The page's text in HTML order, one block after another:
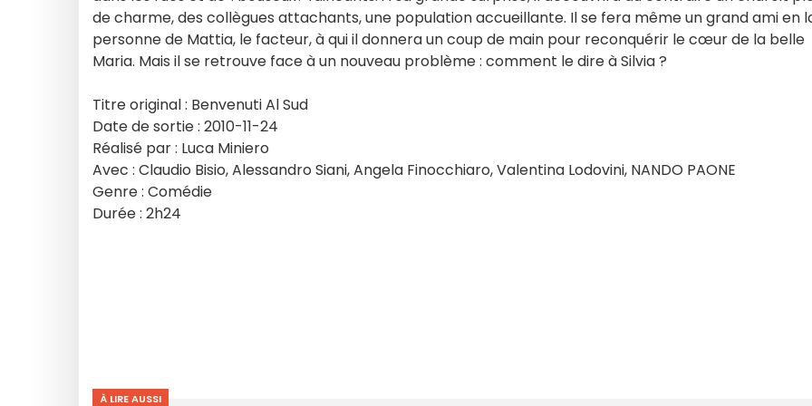
de charme, des collègues attachants, une population accueillante. Il se fera même un grand ami en
personne de Mattia, le facteur, à qui il donnera un coup de main pour reconquérir le cœur de la belle
Maria. Mais il se retrouve face à un nouveau problème : comment le dire à Silvia ?
Titre original : Benvenuti Al Sud
Date de sortie : 2010-11-24
Réalisé par : Luca Miniero
Avec : Claudio Bisio, Alessandro Siani, Angela Finocchiaro, Valentina Lodovini, NANDO PAONE
Genre : Comédie
Durée : 2h24
À LIRE AUSSI